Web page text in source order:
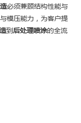
必须兼顾结构性能与
模压能力，为客户提
到后处理喷涂的全流